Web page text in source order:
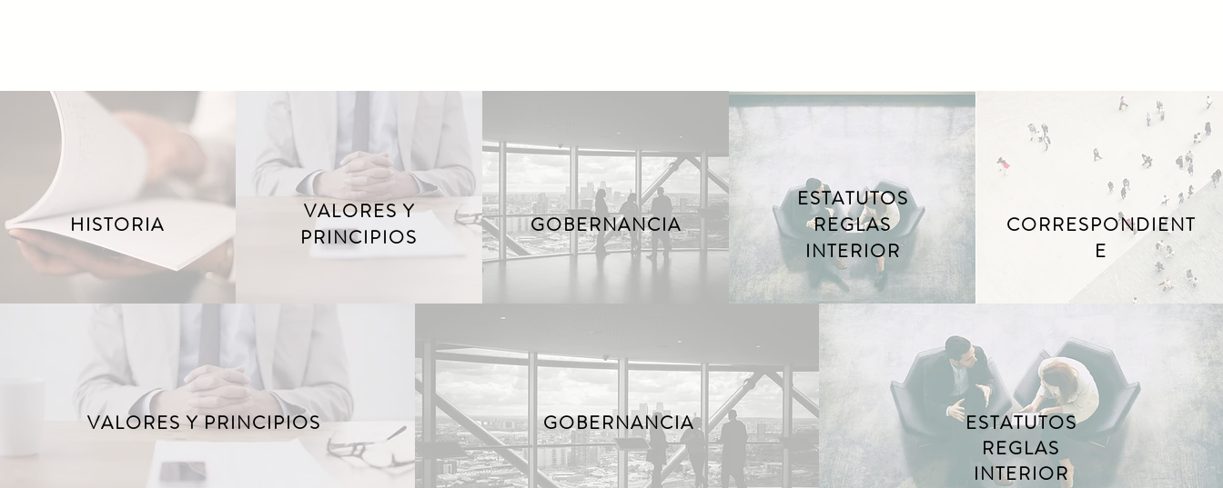
HISTORIA
VALORES Y
PRINCIPIOS
GOBERNANCIA
ESTATUTOS
REGLAS
INTERIOR
CORRESPONDIENT
E
VALORES Y PRINCIPIOS GOBERNANCIA
ESTATUTOS
REGLAS
INTERIOR